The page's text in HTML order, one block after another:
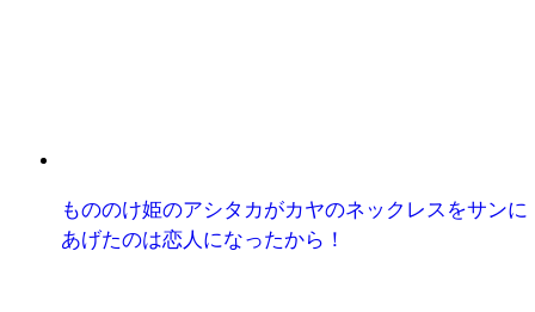
もののけ姫のアシタカがカヤのネックレスをサンに
あげたのは恋人になったから！